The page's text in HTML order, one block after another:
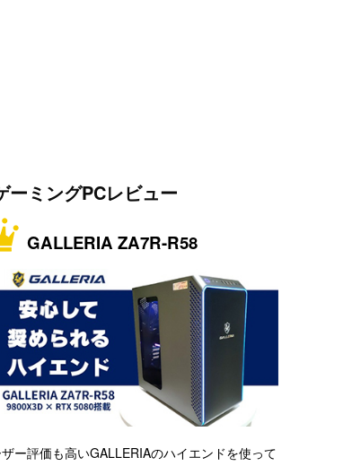
ーミングPCレビュー
GALLERIA ZA7R-R58
ー評価も高いGALLERIAのハイエンドを使って